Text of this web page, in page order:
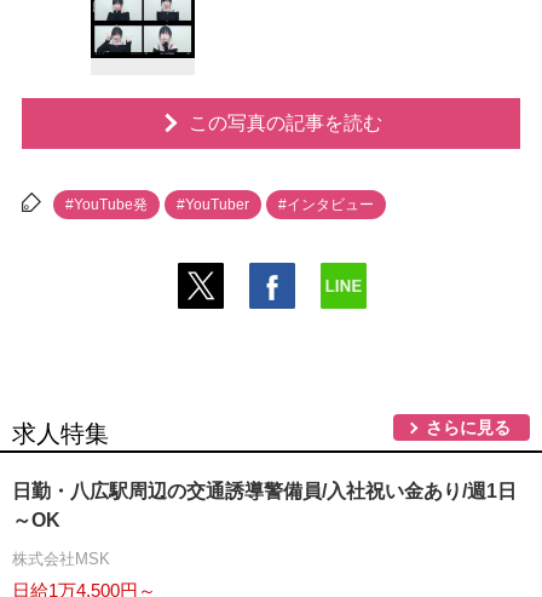
この写真の記事を読む
#YouTube発 #YouTuber #インタビュー
求人特集 さらに見る
日勤・八広駅周辺の交通誘導警備員/入社祝い金あり/週1日
～OK
株式会社MSK
日給1万4,500円～